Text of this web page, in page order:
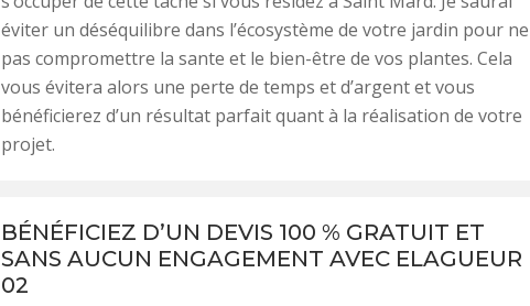
éviter un déséquilibre dans l’écosystème de votre jardin pour ne
pas compromettre la sante et le bien-être de vos plantes. Cela
vous évitera alors une perte de temps et d’argent et vous
bénéficierez d’un résultat parfait quant à la réalisation de votre
projet.
BÉNÉFICIEZ D’UN DEVIS 100 % GRATUIT ET
SANS AUCUN ENGAGEMENT AVEC ELAGUEUR
02